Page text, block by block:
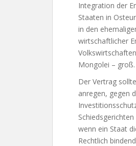
Integration der
Staaten in
in den
wirtschaftlicher
Mongolei – groß.
Der Vertrag
anregen, gegen
wenn ein Staat
Rechtlich